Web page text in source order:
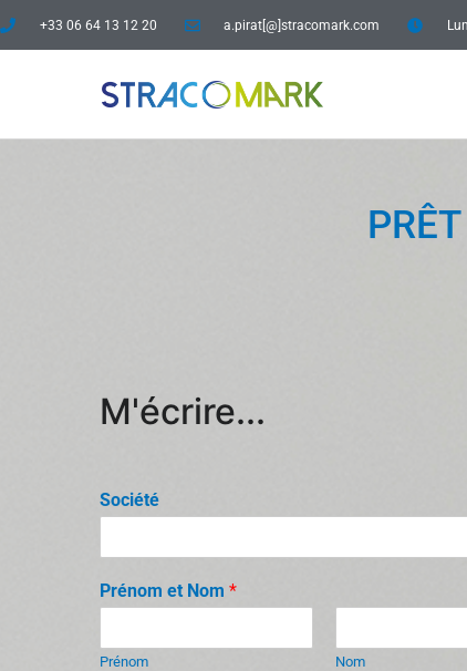
+33 06 64 13 12 20 a.pirat[@]stracomark.com
M'écrire...
Société
Prénom et Nom *
Prénom Nom